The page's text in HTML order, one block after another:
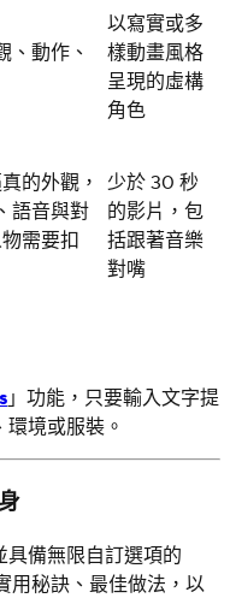
、動作、
以寫實或多
樣動畫風格
呈現的虛構
角色
的外觀，
語音與對
需要扣
少於 30 秒
的影片，包
括跟著音樂
對嘴
」功能，只要輸入文字提
境或服裝。
備無限自訂選項的
用秘訣、最佳做法，以